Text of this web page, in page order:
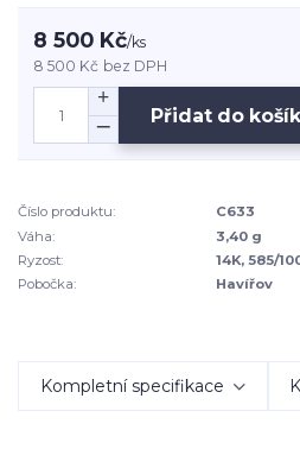
8 500 Kč/ks
8 500 Kč bez DPH
Přidat do
Číslo produktu:
C633
Váha:
3,40 g
Ryzost:
14K, 585/
Pobočka:
Havířov
Kompletní specifikace